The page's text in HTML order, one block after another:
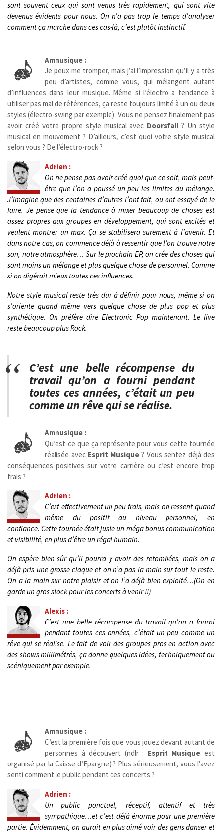
sont souvent ceux qui sont venus très rapidement, qui sont vite
devenus évidents pour nous. On n’a pas trop le temps d’analyser
comment ça marche dans ces cas-là, c’est plutôt instinctif.
Amnusique :
Je peux me tromper, mais j’ai l’impression qu’il y a très
peu d’artistes, comme vous, qui mélangent autant
d’influences dans leur musique. Même si l’électro a tendance à
utiliser pas mal de références, ça reste toujours limité à un ou deux
styles (électro-swing par exemple). Vous ne pensez finalement pas
avoir créé votre propre style musical avec Doorsfall ? Un style
musical en mouvement ? D’ailleurs, c’est quoi votre style musical
selon vous ? De l’électro-rock ?
Adrien :
On ne pense pas avoir créé quoi que ce soit, mais peut-
être que l’on a poussé un peu les limites du mélange.
J’imagine que des centaines d’autres l’ont fait, ou ont essayé de le
faire. Je pense que la tendance à mixer beaucoup de choses est
assez propres aux groupes en développement, qui sont excités et
veulent montrer un max. Ça se stabilisera surement à l’avenir. Et
dans notre cas, on commence déjà à ressentir que l’on trouve notre
son, notre atmosphère… Sur le prochain EP, on crée des choses qui
sont moins un mélange et plus quelque chose de personnel. Comme
si on digérait mieux toutes ces influences.
Notre style musical reste très dur à définir pour nous, même si on
s’oriente quand même vers quelque chose de plus pop et plus
synthétique. On préfère dire Electronic Pop maintenant. Le live
reste beaucoup plus Rock.
C’est une belle récompense du
travail qu’on a fourni pendant
toutes ces années, c’était un peu
comme un rêve qui se réalise.
Amnusique :
Qu’est-ce que ça représente pour vous cette tournée
réalisée avecEsprit Musique ? Vous sentez déjà des
conséquences positives sur votre carrière ou c’est encore trop
frais ?
Adrien :
C’est effectivement un peu frais, mais on ressent quand
même du positif au niveau personnel, en
confiance.Cette tournée était juste un méga bonus communication
et visibilité, en plus d’être un régal humain.
On espère bien sûr qu’il pourra y avoir des retombées, mais on a
déjà pris une grosse claque et on n’a pas la main sur tout le reste.
On a la main sur notre plaisir et on l’a déjà bien exploité…(On en
garde un gros stock pour les concerts à venir !!)
Alexis :
C’est une belle récompense du travail qu’on a fourni
pendant toutes ces années, c’était un peu comme un
rêve qui se réalise. Le fait de voir des groupes pros en action avec
des shows millimétrés, ça donne quelques idées, techniquement ou
scéniquement par exemple.
Amnusique :
C’est la première fois que vous jouez devant autant de
personnes à découvert (ndlr : Esprit Musique est
organisé par la Caisse d’Epargne) ? Plus sérieusement, vous l’avez
senti comment le public pendant ces concerts ?
Adrien :
Un public ponctuel, réceptif, attentif et très
sympathique…et c’est déjà énorme pour une première
partie. Évidemment, on aurait en plus aimé voir des gens danser et